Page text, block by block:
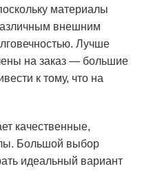
материалы
внешним
Лучше
на заказ — большие
к тому, что на
качественные,
Большой выбор
идеальный вариант